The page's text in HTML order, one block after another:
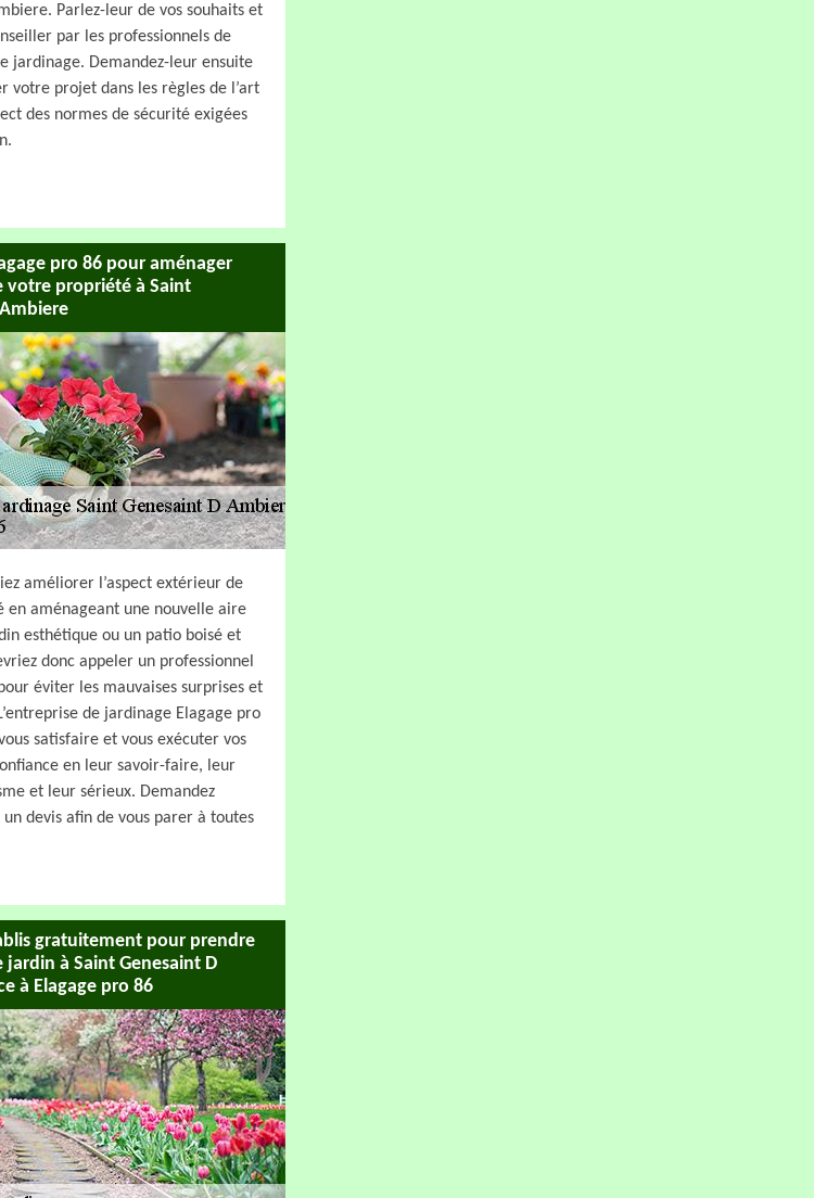
Parlez-leur de vos souhaits et
par les professionnels de
jardinage. Demandez-leur ensuite
votre projet dans les règles de l’art
des normes de sécurité exigées
pro 86 pour aménager
votre propriété à Saint
améliorer l’aspect extérieur de
en aménageant une nouvelle aire
esthétique ou un patio boisé et
donc appeler un professionnel
éviter les mauvaises surprises et
de jardinage Elagage pro
satisfaire et vous exécuter vos
en leur savoir-faire, leur
et leur sérieux. Demandez
devis afin de vous parer à toutes
gratuitement pour prendre
à Saint Genesaint D
à Elagage pro 86